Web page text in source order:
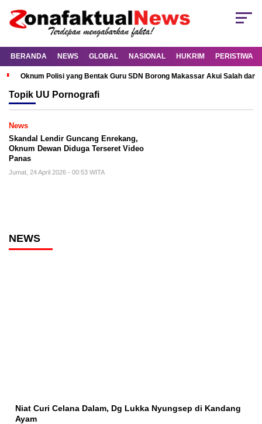
BERANDA NEWS GLOBAL NASIONAL HUKRIM PERISTIWA
Oknum Polisi yang Bentak Guru SDN Borong Makassar Akui Salah dan
Topik UU Pornografi
News
Skandal Lendir Guncang Enrekang,
Oknum Dewan Diduga Terseret Video
Panas
Jumat, 24 April 2026 - 00:53 WITA
NEWS
Niat Curi Celana Dalam, Dg Lukka Nyungsep di Kandang
Ayam